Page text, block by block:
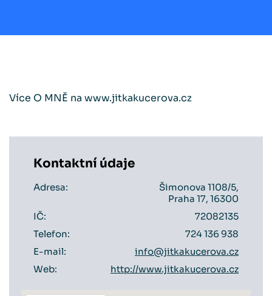
Více O MNĚ na www.jitkakucerova.cz
Kontaktní údaje
Adresa:
Šimonova 1108/5,
Praha 17, 16300
IČ:
72082135
Telefon:
724 136 938
E-mail:
info@jitkakucerova.cz
Web:
http://www.jitkakucerova.cz